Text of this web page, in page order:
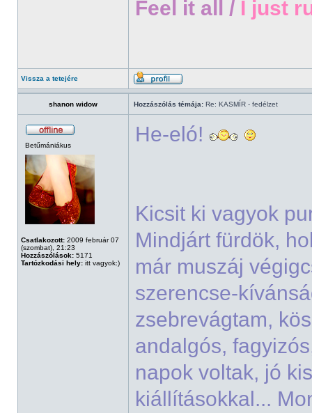
Feel it all / I just
Vissza a tetejére
shanon widow Hozzászólás témája: Re: KASMÍR - fedélzet
Betűmániákus
Csatlakozott: 2009 február 07
(szombat), 21:23
Hozzászólások: 5171
Tartózkodási hely: itt vagyok:)
He-eló!
Kicsit ki vagyok
Mindjárt fürdök,
már muszáj
szerencse-
zsebrevágtam,
andalgós,
napok voltak, jó
kiállításokkal...